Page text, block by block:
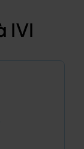
IVI